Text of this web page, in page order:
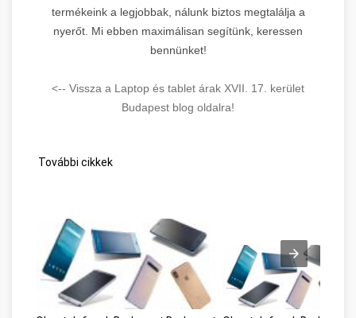
termékeink a legjobbak, nálunk biztos megtalálja a
nyerőt. Mi ebben maximálisan segítünk, keressen
bennünket!
<-- Vissza a Laptop és tablet árak XVII. 17. kerület
Budapest blog oldalra!
További cikkek